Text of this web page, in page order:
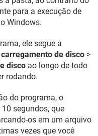
para a execução de
Windows.
ele segue a
carregamento de disco >
disco ao longo de todo
rodando.
do programa, o
segundos, que
os em um arquivo
vezes que você